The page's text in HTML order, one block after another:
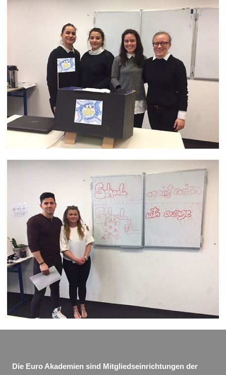
Die Euro Akademien sind Mitgliedseinrichtungen der